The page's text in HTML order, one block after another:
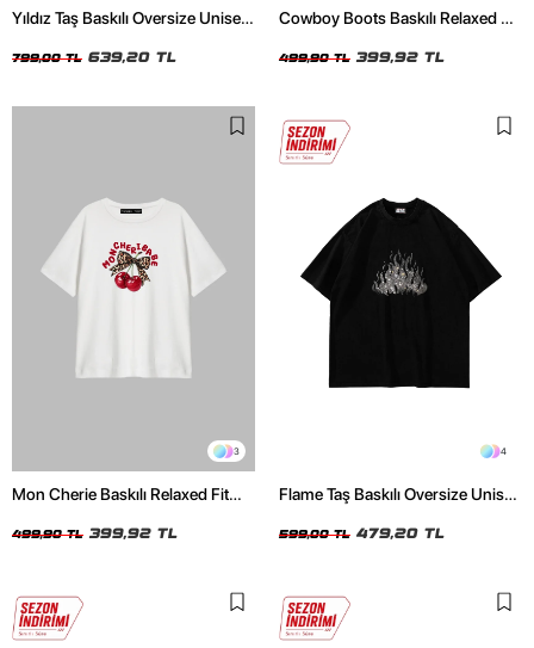
Yıldız Taş Baskılı Oversize Unisex
799,00 TL 639,20 TL
Cowboy Boots Baskılı Relaxed Fit
499,90 TL 399,92 TL
3
Mon Cherie Baskılı Relaxed Fit
499,90 TL 399,92 TL
4
Flame Taş Baskılı Oversize Unisex
599,00 TL 479,20 TL